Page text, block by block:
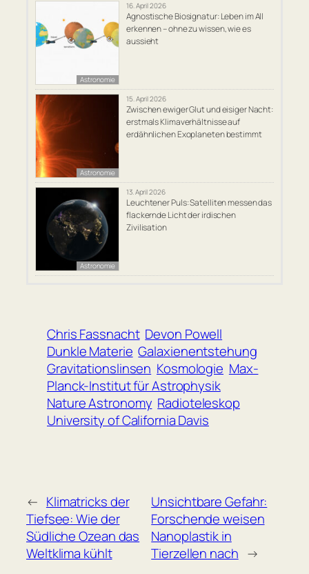
Astronomie
16. April 2026
Agnostische Biosignatur: Leben im All
erkennen – ohne zu wissen, wie es
aussieht
Astronomie
15. April 2026
Zwischen ewiger Glut und eisiger Nacht:
erstmals Klimaverhältnisse auf
erdähnlichen Exoplaneten bestimmt
Astronomie
13. April 2026
Leuchtener Puls: Satelliten messen das
flackernde Licht der irdischen
Zivilisation
Chris Fassnacht Devon Powell
Dunkle Materie Galaxienentstehung
Gravitationslinsen Kosmologie Max-
Planck-Institut für Astrophysik
Nature Astronomy Radioteleskop
University of California Davis
← Klimatricks der
Tiefsee: Wie der
Südliche Ozean das
Weltklima kühlt
Unsichtbare Gefahr:
Forschende weisen
Nanoplastik in
Tierzellen nach →